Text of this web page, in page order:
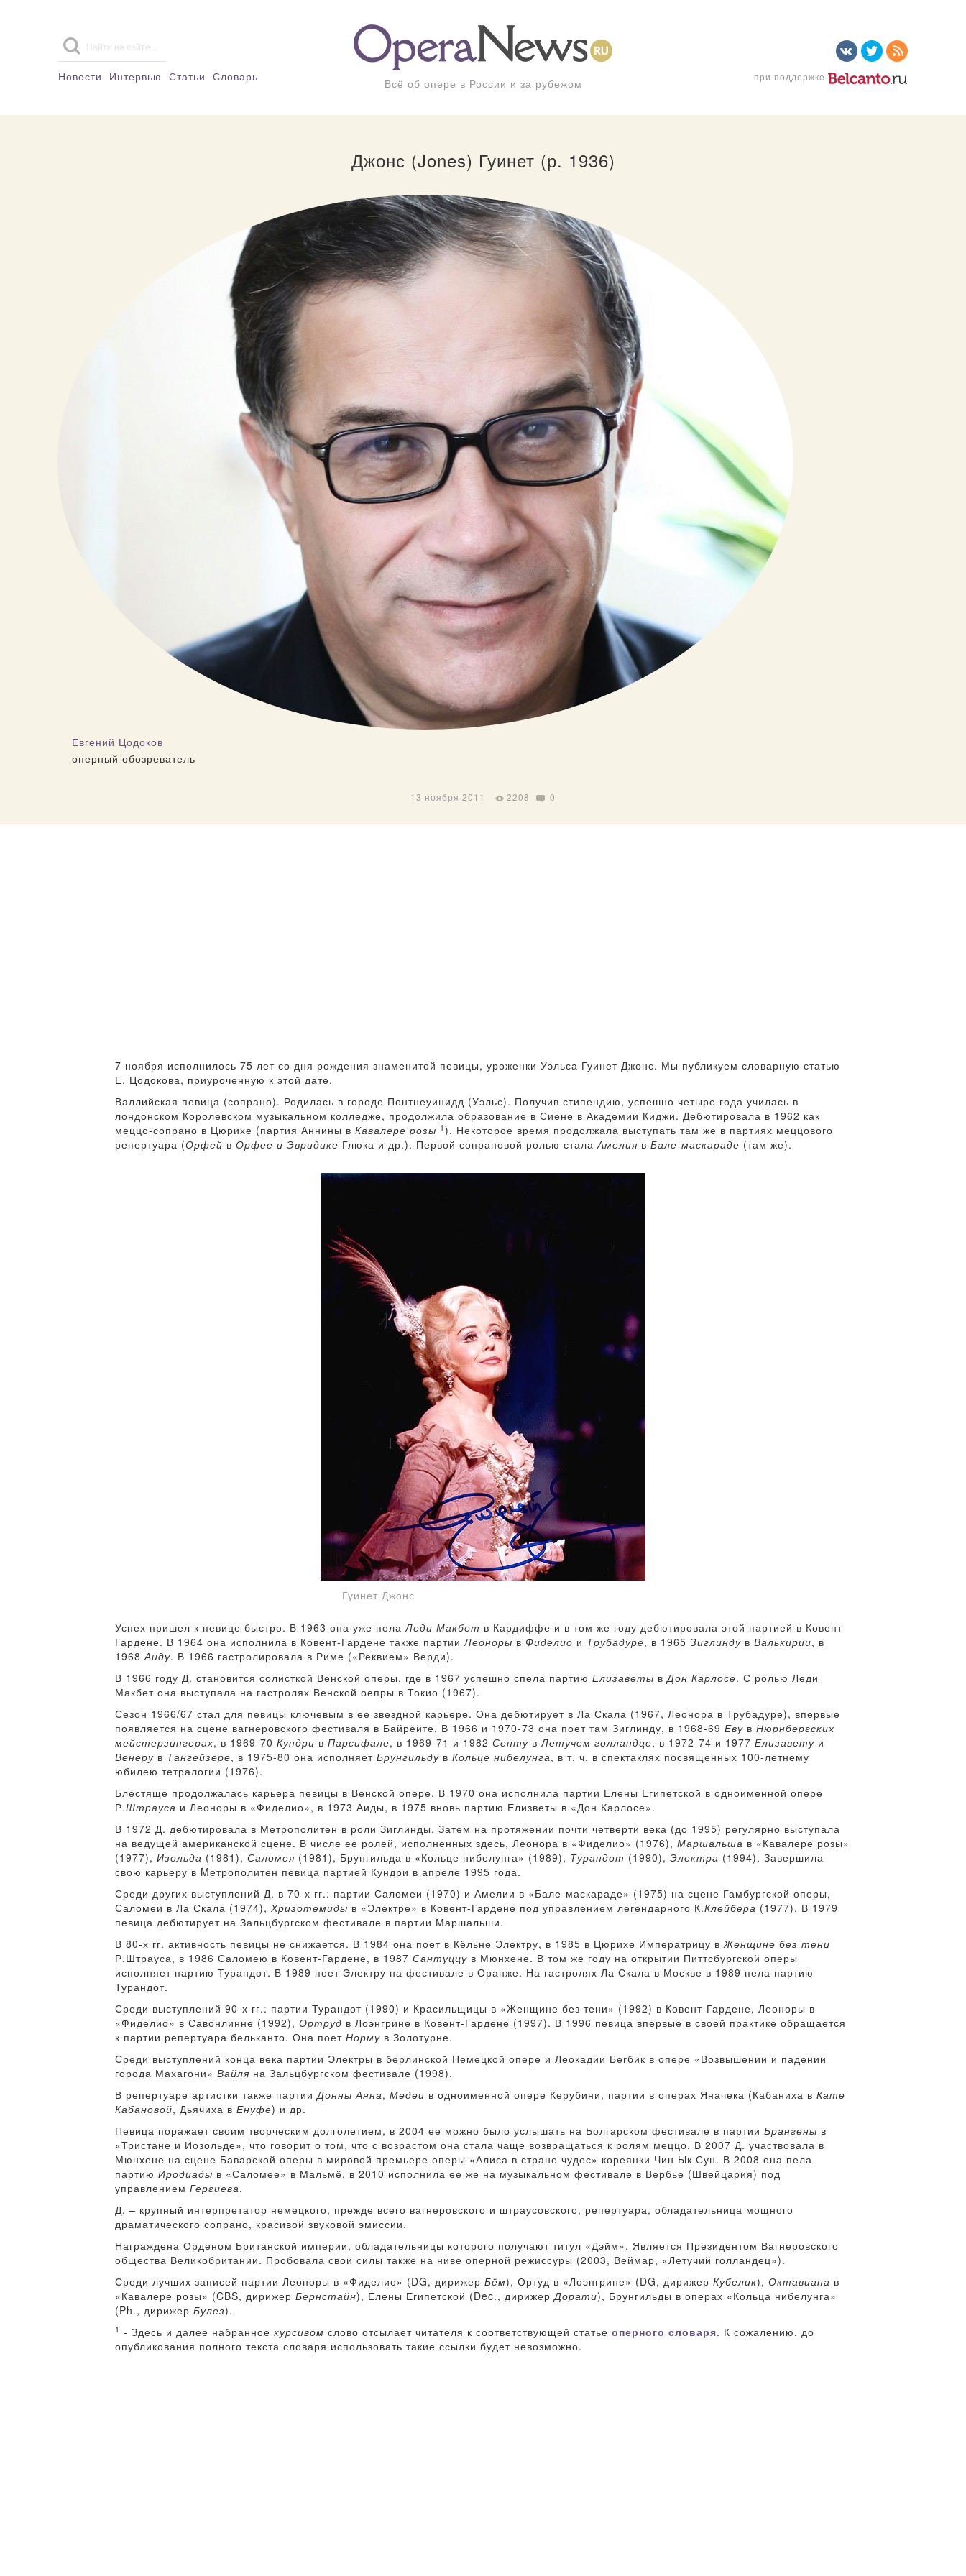
Новости Интервью Статьи Словарь Всё об опере в России и за рубежом при поддержке
Джонс (Jones) Гуинет (р. 1936)
Евгений Цодоков
оперный обозреватель
13 ноября 2011 2208 0
7 ноября исполнилось 75 лет со дня рождения знаменитой певицы, уроженки Уэльса Гуинет Джонс. Мы публикуем словарную статью
Е. Цодокова, приуроченную к этой дате.
Валлийская певица (сопрано). Родилась в городе Понтнеуинидд (Уэльс). Получив стипендию, успешно четыре года училась в
лондонском Королевском музыкальном колледже, продолжила образование в Сиене в Академии Киджи. Дебютировала в 1962 как
меццо-сопрано в Цюрихе (партия Аннины в Кавалере розы 1 ). Некоторое время продолжала выступать там же в партиях меццового
репертуара (Орфей в Орфее и Эвридике Глюка и др.). Первой сопрановой ролью сталаАмелия в Бале-маскараде (там же).
Гуинет Джонс
Успех пришел к певице быстро. В 1963 она уже пелаЛеди Макбет в Кардиффе и в том же году дебютировала этой партией в Ковент-
Гардене. В 1964 она исполнила в Ковент-Гардене также партииЛеоноры в Фиделио и Трубадуре, в 1965 Зиглинду в Валькирии, в
1968Аиду. В 1966 гастролировала в Риме («Реквием» Верди).
В 1966 году Д. становится солисткой Венской оперы, где в 1967 успешно спела партию Елизаветы вДон Карлосе. С ролью Леди
Макбет она выступала на гастролях Венской оепры в Токио (1967).
Сезон 1966/67 стал для певицы ключевым в ее звездной карьере. Она дебютирует в Ла Скала (1967, Леонора в Трубадуре), впервые
появляется на сцене вагнеровского фестиваля в Байрёйте. В 1966 и 1970-73 она поет там Зиглинду, в 1968-69 Еву в Нюрнбергских
мейстерзингерах, в 1969-70 Кундри в Парсифале, в 1969-71 и 1982 Сенту вЛетучем голландце, в 1972-74 и 1977 Елизавету и
Венеру в Тангейзере, в 1975-80 она исполняет Брунгильду в Кольце нибелунга, в т. ч. в спектаклях посвященных 100-летнему
юбилею тетралогии (1976).
Блестяще продолжалась карьера певицы в Венской опере. В 1970 она исполнила партии Елены Египетской в одноименной опере
Р.Штрауса и Леоноры в «Фиделио», в 1973 Аиды, в 1975 вновь партию Елизветы в «Дон Карлосе».
В 1972 Д. дебютировала в Метрополитен в роли Зиглинды. Затем на протяжении почти четверти века (до 1995) регулярно выступала
на ведущей американской сцене. В числе ее ролей, исполненных здесь, Леонора в «Фиделио» (1976), Маршальша в «Кавалере розы»
(1977), Изольда (1981), Саломея (1981), Брунгильда в «Кольце нибелунга» (1989), Турандот (1990), Электра (1994). Завершила
свою карьеру в Mетрополитен певица партией Кундри в апреле 1995 года.
Среди других выступлений Д. в 70-х гг.: партии Саломеи (1970) и Амелии в «Бале-маскараде» (1975) на сцене Гамбургской оперы,
Саломеи в Ла Скала (1974), Хризотемиды в «Электре» в Ковент-Гардене под управлением легендарного К.Клейбера (1977). В 1979
певица дебютирует на Зальцбургском фестивале в партии Маршальши.
В 80-х гг. активность певицы не снижается. В 1984 она поет в Кёльне Электру, в 1985 в Цюрихе Императрицу вЖенщине без тени
Р.Штрауса, в 1986 Саломею в Ковент-Гардене, в 1987 Сантуццу в Мюнхене. В том же году на открытии Питтсбургской оперы
исполняет партию Турандот. В 1989 поет Электру на фестивале в Оранже. На гастролях Ла Скала в Москве в 1989 пела партию
Турандот.
Среди выступлений 90-х гг.: партии Турандот (1990) и Красильщицы в «Женщине без тени» (1992) в Ковент-Гардене, Леоноры в
«Фиделио» в Савонлинне (1992), Ортруд в Лоэнгрине в Ковент-Гардене (1997). В 1996 певица впервые в своей практике обращается
к партии репертуара бельканто. Она поет Норму в Золотурне.
Среди выступлений конца века партии Электры в берлинской Немецкой опере и Леокадии Бегбик в опере «Возвышении и падении
города Махагони» Вайля на Зальцбургском фестивале (1998).
В репертуаре артистки также партииДонны Анна, Медеи в одноименной опере Керубини, партии в операх Яначека (Кабаниха в Кате
Кабановой, Дьячиха в Енуфе) и др.
Певица поражает своим творческим долголетием, в 2004 ее можно было услышать на Болгарском фестивале в партии Брангены в
«Тристане и Иозольде», что говорит о том, что с возрастом она стала чаще возвращаться к ролям меццо. В 2007 Д. участвовала в
Мюнхене на сцене Баварской оперы в мировой премьере оперы «Алиса в стране чудес» кореянки Чин Ык Сун. В 2008 она пела
партию Иродиады в «Саломее» в Мальмё, в 2010 исполнила ее же на музыкальном фестивале в Вербье (Швейцария) под
управлением Гергиева.
Д. – крупный интерпретатор немецкого, прежде всего вагнеровского и штраусовского, репертуара, обладательница мощного
драматического сопрано, красивой звуковой эмиссии.
Награждена Орденом Британской империи, обладательницы которого получают титул «Дэйм». Является Президентом Вагнеровского
общества Великобритании. Пробовала свои силы также на ниве оперной режиссуры (2003, Веймар, «Летучий голландец»).
Среди лучших записей партии Леоноры в «Фиделио» (DG, дирижер Бём), Ортуд в «Лоэнгрине» (DG, дирижер Кубелик), Октавиана в
«Кавалере розы» (CBS, дирижер Бернстайн), Елены Египетской (Dec., дирижерДорати), Брунгильды в операх «Кольца нибелунга»
(Ph., дирижер Булез).
1 - Здесь и далее набранное курсивом слово отсылает читателя к соответствующей статье оперного словаря. К сожалению, до
опубликования полного текста словаря использовать такие ссылки будет невозможно.